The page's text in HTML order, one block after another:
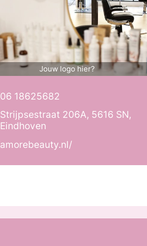
Jouw logo hier?
06 18625682
Strijpsestraat 206A, 5616 SN,
Eindhoven
amorebeauty.nl/